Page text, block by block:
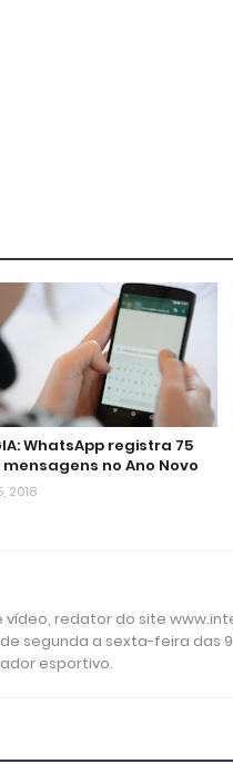
WhatsApp registra 75
no Ano Novo
2018
redator do site
segunda a sexta-feira das
esportivo.